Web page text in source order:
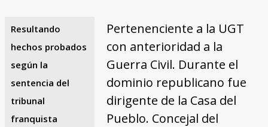
Resultando
hechos probados
según la
sentencia del
tribunal
franquista
Pertenenciente a la UGT
con anterioridad a la
Guerra Civil. Durante el
dominio republicano fue
dirigente de la Casa del
Pueblo. Concejal del